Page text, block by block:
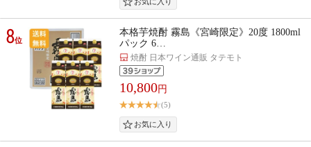
8位
本格芋焼酎 霧島《宮崎限定》20度 1800ml
パック 6…
焼酎 日本ワイン通販 タテモト
10,800円
(5)